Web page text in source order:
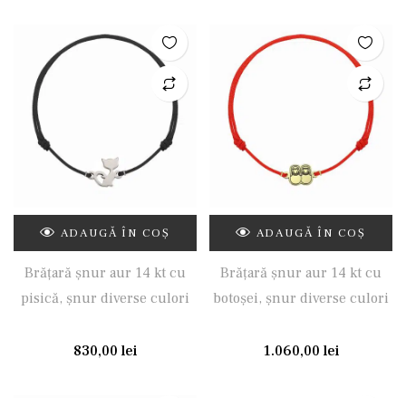
ADAUGĂ ÎN COȘ
Brățară șnur aur 14 kt cu
pisică, șnur diverse culori
830,00 lei
ADAUGĂ ÎN COȘ
Brățară șnur aur 14 kt cu
botoșei, șnur diverse culori
1.060,00 lei